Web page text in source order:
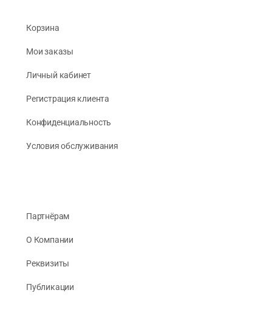
Корзина
Мои заказы
Личный кабинет
Регистрация клиента
Конфиденциальность
Условия обслуживания
Партнёрам
О Компании
Реквизиты
Публикации